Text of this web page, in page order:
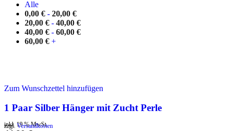
Alle
0,00 € - 20,00 €
20,00 € - 40,00 €
40,00 € - 60,00 €
60,00 € +
Zum Wunschzettel hinzufügen
1 Paar Silber Hänger mit Zucht Perle
inkl. 19 % MwSt.
zzgl. Versandkosten